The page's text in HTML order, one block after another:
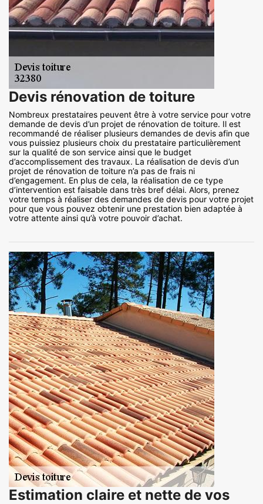
Devis rénovation de toiture
Nombreux prestataires peuvent être à votre service pour votre
demande de devis d’un projet de rénovation de toiture. Il est
recommandé de réaliser plusieurs demandes de devis afin que
vous puissiez plusieurs choix du prestataire particulièrement
sur la qualité de son service ainsi que le budget
d’accomplissement des travaux. La réalisation de devis d’un
projet de rénovation de toiture n’a pas de frais ni
d’engagement. En plus de cela, la réalisation de ce type
d’intervention est faisable dans très bref délai. Alors, prenez
votre temps à réaliser des demandes de devis pour votre projet
pour que vous pouvez obtenir une prestation bien adaptée à
votre attente ainsi qu’à votre pouvoir d’achat.
Estimation claire et nette de vos